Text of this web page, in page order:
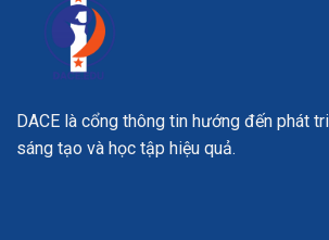
DACE là cổng thông tin hướng đến phát
sáng tạo và học tập hiệu quả.